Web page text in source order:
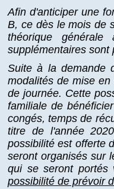
Afin d'anticiper une
B, ce dès le mois de
théorique
supplémentaires sont
Suite à la demande
modalités de mise
de journée. Cette
familiale de
congés, temps de
titre de l'année
possibilité est offerte
seront organisés sur
qui se seront portés
possibilité de prévoir